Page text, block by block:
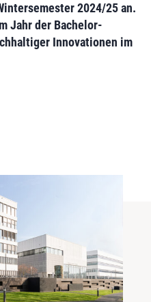
2024/25 an.
Jahr der Bachelor-
Innovationen im